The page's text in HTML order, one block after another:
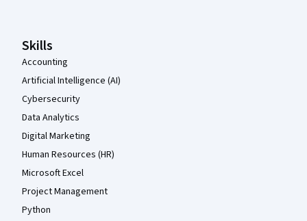
Skills
Accounting
Artificial Intelligence (AI)
Cybersecurity
Data Analytics
Digital Marketing
Human Resources (HR)
Microsoft Excel
Project Management
Python